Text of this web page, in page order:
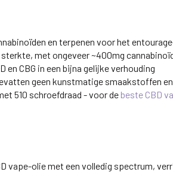
en terpenen voor het
met ongeveer ~400mg
CBG in een bijna gelijke verhouding
geen kunstmatige smaakstoffen
510 schroefdraad - voor de beste CBD
vape-olie met een volledig spectrum,